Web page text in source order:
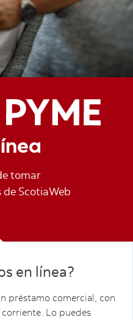
tomar
ScotiaWeb
en línea?
préstamo comercial, con
Lo puedes